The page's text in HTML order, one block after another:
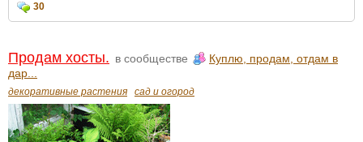
30
Продам хосты. в сообществе
Куплю, продам, отдам в
дар...
декоративные растения сад и огород